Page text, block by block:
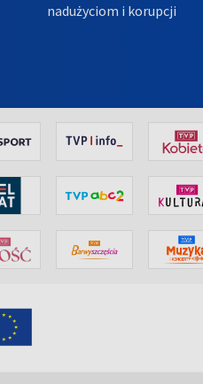
nadużyciom i korupcji